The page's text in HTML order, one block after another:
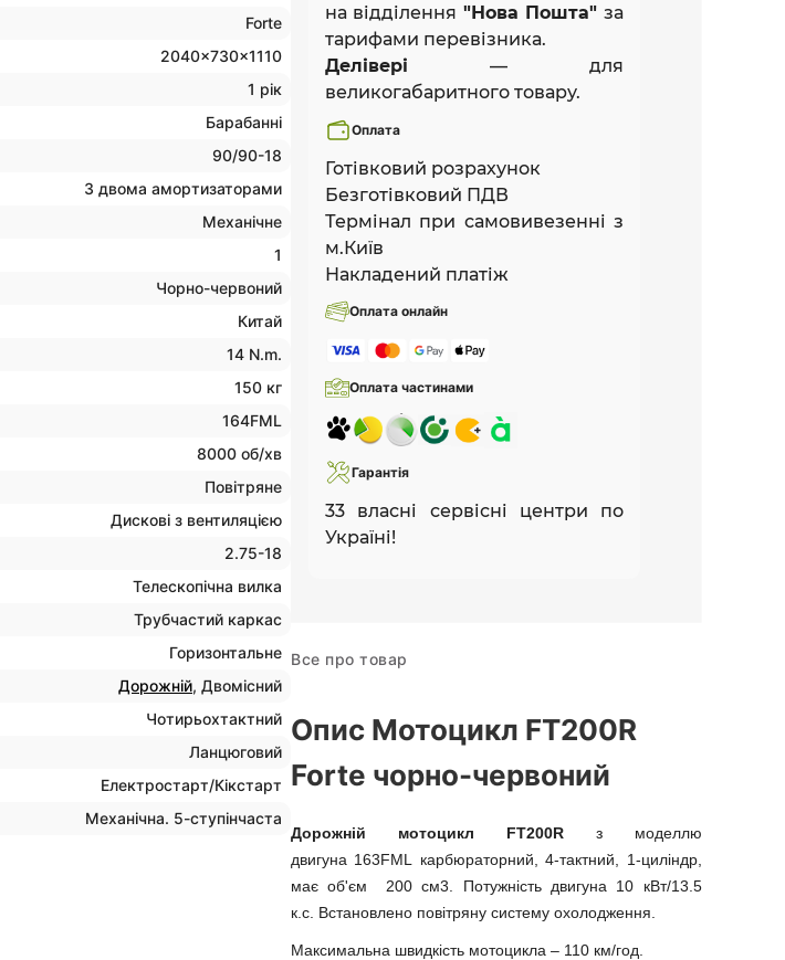
Forte
2040×730×1110
1 рік
Барабанні
90/90-18
З двома амортизаторами
Механічне
1
Чорно-червоний
Китай
14 N.m.
150 кг
164FML
8000 об/хв
Повітряне
Дискові з вентиляцією
2.75-18
Телескопічна вилка
Трубчастий каркас
Горизонтальне
Дорожній, Двомісний
Чотирьохтактний
Ланцюговий
Електростарт/Кікстарт
Механічна. 5-ступінчаста
на відділення "Нова Пошта" за
тарифами перевізника.
Делівері — для
великогабаритного товару.
Оплата
Готівковий розрахунок
Безготівковий ПДВ
Термінал при самовивезенні з
м.Київ
Накладений платіж
Оплата онлайн
Оплата частинами
Гарантія
33 власні сервісні центри по
Україні!
Все про товар
Опис Мотоцикл FT200R
Forte чорно-червоний
Дорожній мотоцикл FT200R
з моделлю
двигуна 163FML карбюраторний, 4-тактний, 1-циліндр,
має об'єм 200 см3.
Потужність двигуна 10 кВт/13.5
к.с. Встановлено повітряну систему охолодження.
Максимальна швидкість мотоцикла – 110 км/год.